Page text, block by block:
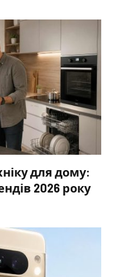
для дому:
2026 року